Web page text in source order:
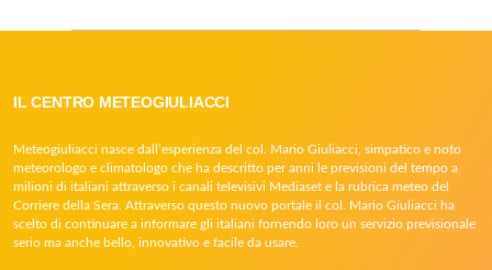
IL CENTRO METEOGIULIACCI
Meteogiuliacci nasce dall’esperienza del col. Mario Giuliacci, simpatico e noto
meteorologo e climatologo che ha descritto per anni le previsioni del tempo a
milioni di italiani attraverso i canali televisivi Mediaset e la rubrica meteo del
Corriere della Sera. Attraverso questo nuovo portale il col. Mario Giuliacci ha
scelto di continuare a informare gli italiani fornendo loro un servizio previsionale
serio ma anche bello, innovativo e facile da usare.